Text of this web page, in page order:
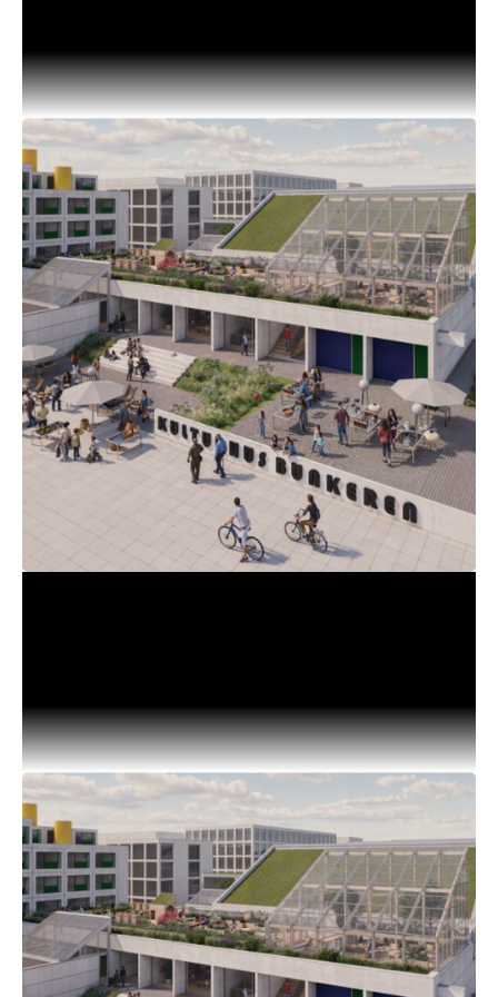
Skal du i praktik i forbindelse med din
universitetsuddannelse i efteråret? Så har vi en
spændende mulighed for dig, der gerne vil være
helt skarp på at .
Kulturhus Bunkeren har nu valgt totalrådgiver til den
kommende transformation af den brutalistiske
bygning i Skejby. Tilbuddet fra AART, Rambøll og
ReVærk udmærker sig ved på fortrinlig vis at have
tilbudt bygherren en stærk og tydelig
projektorganisation med klare roller og dygtige
nøglemedarbejdere, hvor særligt kompetencer,
organisation og metodisk tilgang til bæredygtighed
er behandlet som et centralt spor i løsning af